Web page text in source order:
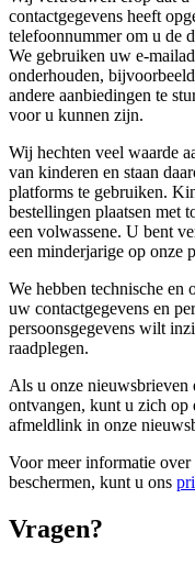
contactgegevens heeft
telefoonnummer om u de
We gebruiken uw e-
onderhouden,
andere aanbiedingen te
voor u kunnen zijn.
Wij hechten veel waarde
van kinderen en staan
platforms te gebruiken.
bestellingen plaatsen met
een volwassene. U bent
een minderjarige op onze
We hebben technische en
uw contactgegevens en
persoonsgegevens wilt
raadplegen.
Als u onze nieuwsbrieven
ontvangen, kunt u zich op
afmeldlink in onze
Voor meer informatie
beschermen, kunt u ons
Vragen?